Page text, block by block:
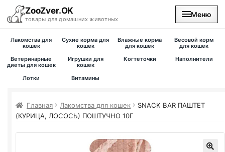
ZooZver.OK
товары для домашних животных
Меню
На главную
Лакомства для
кошек
Сухие корма для
кошек
Влажные корма
для кошек
Весовой корм
для кошек
Ветеринарные
диеты для кошек
Игрушки для
кошек
Когтеточки Наполнители
Лотки Витамины
Главная Лакомства для кошек
SNACK BAR ПАШТЕТ
(КУРИЦА, ЛОСОСЬ) ПОШТУЧНО 10Г